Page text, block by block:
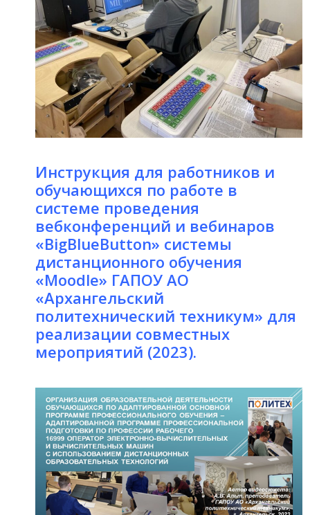
Инструкция для работников и
обучающихся по работе в
системе проведения
вебконференций и вебинаров
«BigBlueButton» системы
дистанционного обучения
«Moodle» ГАПОУ АО
«Архангельский
политехнический техникум» для
реализации совместных
мероприятий (2023).